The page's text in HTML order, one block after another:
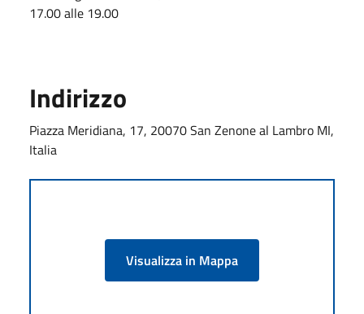
17.00 alle 19.00
Indirizzo
Piazza Meridiana, 17, 20070 San Zenone al Lambro MI,
Italia
Visualizza in Mappa